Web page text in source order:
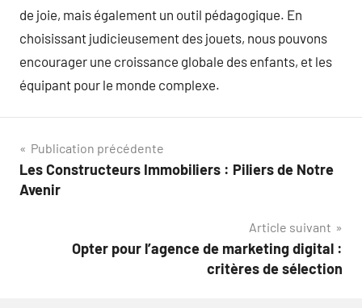
de joie, mais également un outil pédagogique. En
choisissant judicieusement des jouets, nous pouvons
encourager une croissance globale des enfants, et les
équipant pour le monde complexe.
Navigation
de
Publication précédente
Les Constructeurs Immobiliers : Piliers de Notre
Avenir
Article suivant
Opter pour l’agence de marketing digital :
critères de sélection